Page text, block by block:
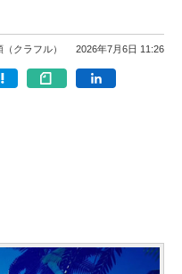
クラフル） 2026年7月6日 11:26